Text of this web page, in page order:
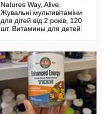
Natures Way, Alive.
Жувальні мультивітаміни
для дітей від 2 років, 120
шт. Витамины для детей.